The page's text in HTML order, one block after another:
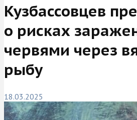
Кузбассовцев
о рисках
червями через
рыбу
18.03.2025